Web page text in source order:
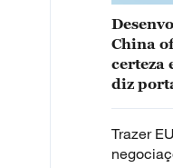
China
certeza
diz
Trazer